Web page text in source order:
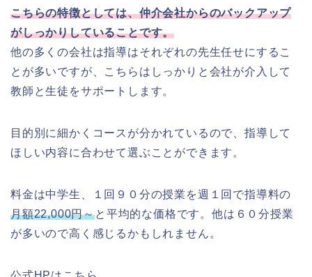
こちらの特徴としては、仲介会社からのバックアップ
がしっかりしていることです。
他の多くの会社は指導はそれぞれの先生任せにするこ
とが多いですが、こちらはしっかりと会社が介入して
教師と生徒をサポートします。
目的別に細かくコースが分かれているので、指導して
ほしい内容に合わせて選ぶことができます。
料金は中学生、１回９０分の授業を週１回で指導料の
月額22,000円～と平均的な価格です。他は６０分授業
が多いので高く感じるかもしれません。